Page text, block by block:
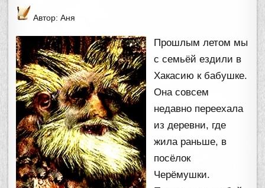
Автор: Аня
Прошлым летом мы
с семьёй ездили в
Хакасию к бабушке.
Она совсем
недавно переехала
из деревни, где
жила раньше, в
посёлок
Черёмушки.